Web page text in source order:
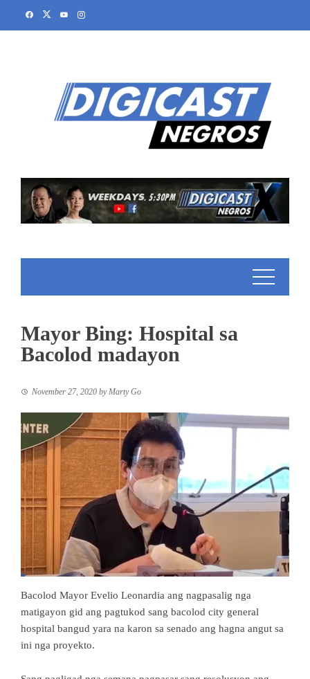
Mayor Bing: Hospital sa
Bacolod madayon
November 27, 2020 by Marty Go
Bacolod Mayor Evelio Leonardia ang nagpasalig nga
matigayon gid ang pagtukod sang bacolod city general
hospital bangud yara na karon sa senado ang hagna angut sa
ini nga proyekto.